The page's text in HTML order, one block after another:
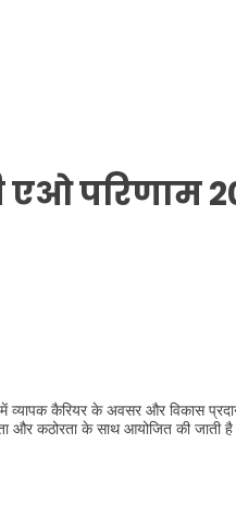
परिणाम
व्यापक कैरियर के अवसर और विकास
और कठोरता के साथ आयोजित की जाती